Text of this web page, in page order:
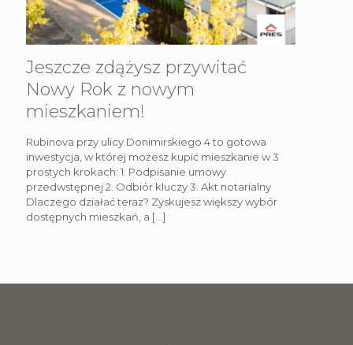
Jeszcze zdążysz przywitać
Nowy Rok z nowym
mieszkaniem!
Rubinova przy ulicy Donimirskiego 4 to gotowa
inwestycja, w której możesz kupić mieszkanie w 3
prostych krokach: 1. Podpisanie umowy
przedwstępnej 2. Odbiór kluczy 3. Akt notarialny
Dlaczego działać teraz? Zyskujesz większy wybór
dostępnych mieszkań, a […]